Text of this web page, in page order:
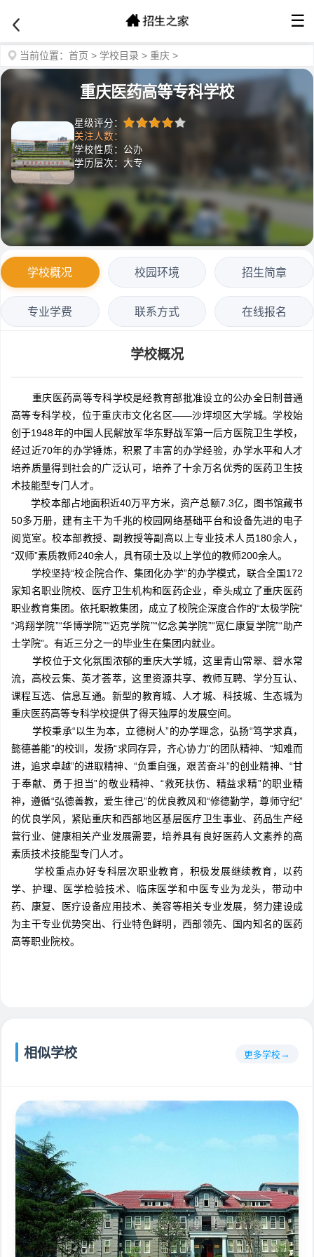
☰
当前位置： 首页 > 学校目录 > 重庆 >
重庆医药高等专科学校
星级评分：
关注人数：
学校性质：公办
学历层次：大专
学校概况 校园环境 招生简章
专业学费 联系方式 在线报名
学校概况
重庆医药高等专科学校是经教育部批准设立的公办全日制普通
高等专科学校，位于重庆市文化名区——沙坪坝区大学城。学校始
创于1948年的中国人民解放军华东野战军第一后方医院卫生学校，
经过近70年的办学锤炼，积累了丰富的办学经验，办学水平和人才
培养质量得到社会的广泛认可，培养了十余万名优秀的医药卫生技
术技能型专门人才。
学校本部占地面积近40万平方米，资产总额7.3亿，图书馆藏书
50多万册，建有主干为千兆的校园网络基础平台和设备先进的电子
阅览室。校本部教授、副教授等副高以上专业技术人员180余人，
“双师”素质教师240余人，具有硕士及以上学位的教师200余人。
学校坚持“校企院合作、集团化办学”的办学模式，联合全国172
家知名职业院校、医疗卫生机构和医药企业，牵头成立了重庆医药
职业教育集团。依托职教集团，成立了校院企深度合作的“太极学院”
“鸿翔学院”“华博学院”“迈克学院”“忆念美学院”“宽仁康复学院”“助产
士学院”。有近三分之一的毕业生在集团内就业。
学校位于文化氛围浓郁的重庆大学城，这里青山常翠、碧水常
流，高校云集、英才荟萃，这里资源共享、教师互聘、学分互认、
课程互选、信息互通。新型的教育城、人才城、科技城、生态城为
重庆医药高等专科学校提供了得天独厚的发展空间。
学校秉承“以生为本，立德树人”的办学理念，弘扬“笃学求真，
懿德善能”的校训，发扬“求同存异，齐心协力”的团队精神、“知难而
进，追求卓越”的进取精神、“负重自强，艰苦奋斗”的创业精神、“甘
于奉献、勇于担当”的敬业精神、“救死扶伤、精益求精”的职业精
神，遵循“弘德善教，爱生律己”的优良教风和“修德勤学，尊师守纪”
的优良学风，紧贴重庆和西部地区基层医疗卫生事业、药品生产经
营行业、健康相关产业发展需要，培养具有良好医药人文素养的高
素质技术技能型专门人才。
学校重点办好专科层次职业教育，积极发展继续教育，以药
学、护理、医学检验技术、临床医学和中医专业为龙头，带动中
药、康复、医疗设备应用技术、美容等相关专业发展，努力建设成
为主干专业优势突出、行业特色鲜明，西部领先、国内知名的医药
高等职业院校。
相似学校 更多学校